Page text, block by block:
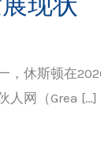
，休斯顿在
人网（Grea […]